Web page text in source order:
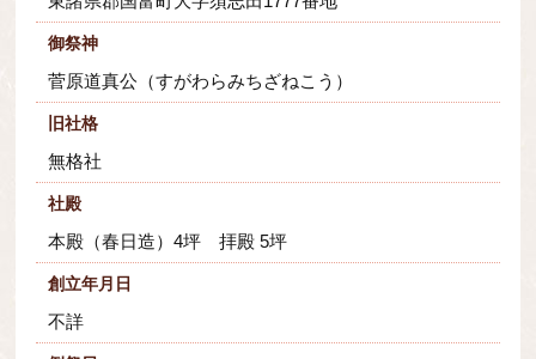
御祭神
菅原道真公（すがわらみちざねこう）
旧社格
無格社
社殿
本殿（春日造）4坪 拝殿 5坪
創立年月日
不詳